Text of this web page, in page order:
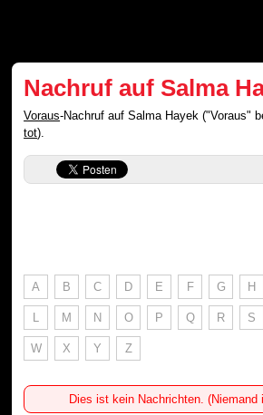
Nachruf auf Salma
Voraus-Nachruf auf Salma Hayek ("Voraus"
tot).
A B C D E F G H
L M N O P Q R S
W X Y Z
Dies ist kein Nachrichten. (Niemand